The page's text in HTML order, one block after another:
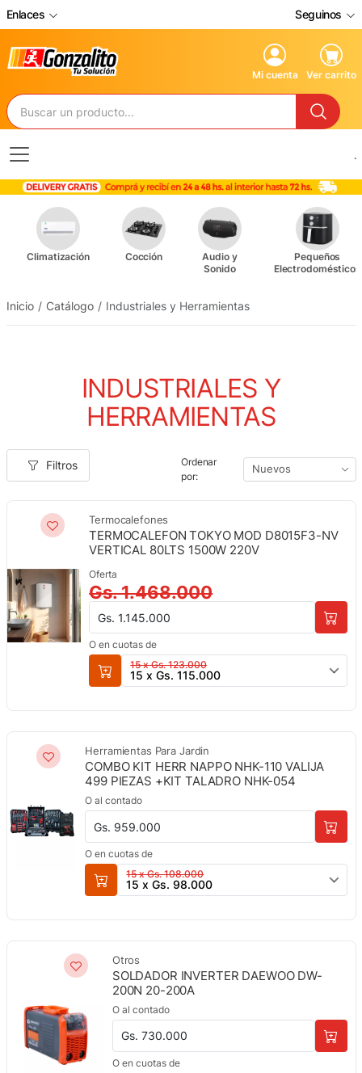
Enlaces Seguinos
Mi cuenta Ver carrito
.
Climatización Cocción
Audio y
Sonido
Pequeños
Electrodomésticos
Inicio Catálogo Industriales y Herramientas
INDUSTRIALES Y
HERRAMIENTAS
Filtros
Ordenar
por:
Termocalefones
TERMOCALEFON TOKYO MOD D8015F3-NV
VERTICAL 80LTS 1500W 220V
Oferta
Gs. 1.468.000
Gs. 1.145.000
O en cuotas de
15 x Gs. 123.000
15 x Gs. 115.000
Herramientas Para Jardin
COMBO KIT HERR NAPPO NHK-110 VALIJA
499 PIEZAS +KIT TALADRO NHK-054
O al contado
Gs. 959.000
O en cuotas de
15 x Gs. 108.000
15 x Gs. 98.000
Otros
SOLDADOR INVERTER DAEWOO DW-
200N 20-200A
O al contado
Gs. 730.000
O en cuotas de